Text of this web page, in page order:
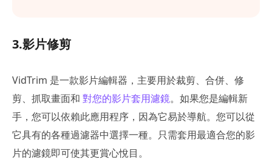
3.影片修剪
VidTrim 是一款影片編輯器，主要用於裁剪、合併、修
剪、抓取畫面和 對您的影片套用濾鏡。如果您是編輯新
手，您可以依賴此應用程序，因為它易於導航。您可以從
它具有的各種過濾器中選擇一種。只需套用最適合您的影
片的濾鏡即可使其更賞心悅目。